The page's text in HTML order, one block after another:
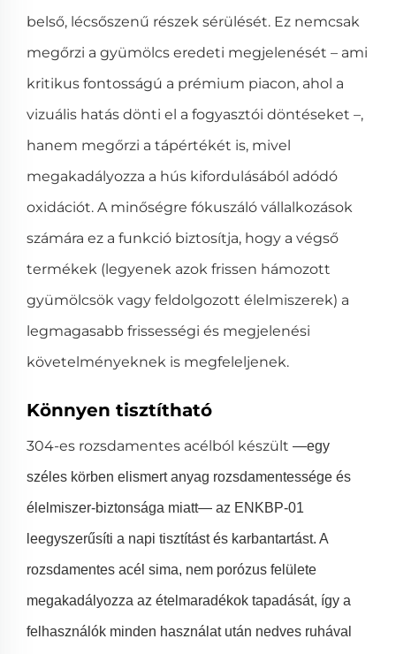
belső, lécsőszenű részek sérülését. Ez nemcsak
megőrzi a gyümölcs eredeti megjelenését – ami
kritikus fontosságú a prémium piacon, ahol a
vizuális hatás dönti el a fogyasztói döntéseket –,
hanem megőrzi a tápértékét is, mivel
megakadályozza a hús kifordulásából adódó
oxidációt. A minőségre fókuszáló vállalkozások
számára ez a funkció biztosítja, hogy a végső
termékek (legyenek azok frissen hámozott
gyümölcsök vagy feldolgozott élelmiszerek) a
legmagasabb frissességi és megjelenési
követelményeknek is megfeleljenek.
Könnyen tisztítható
304-es rozsdamentes acélból készült —egy
széles körben elismert anyag rozsdamentessége és
élelmiszer-biztonsága miatt— az ENKBP-01
leegyszerűsíti a napi tisztítást és karbantartást. A
rozsdamentes acél sima, nem porózus felülete
megakadályozza az ételmaradékok tapadását, így a
felhasználók minden használat után nedves ruhával